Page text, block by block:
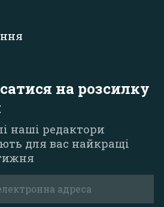
на розсилку
наші редактори
для вас найкращі